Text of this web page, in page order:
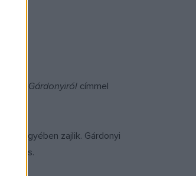
Gárdonyiról címmel
jegyében zajlik. Gárdonyi
város.